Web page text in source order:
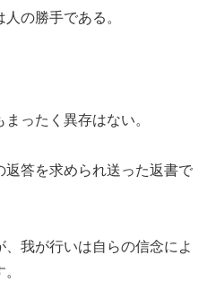
の勝手である。
ったく異存はない。
答を求められ送った返書で
我が行いは自らの信念によ